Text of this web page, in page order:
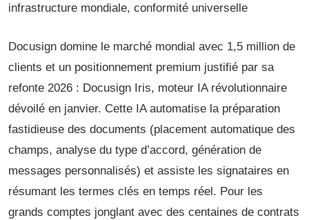
infrastructure mondiale, conformité universelle
Docusign domine le marché mondial avec 1,5 million de
clients et un positionnement premium justifié par sa
refonte 2026 : Docusign Iris, moteur IA révolutionnaire
dévoilé en janvier. Cette IA automatise la préparation
fastidieuse des documents (placement automatique des
champs, analyse du type d’accord, génération de
messages personnalisés) et assiste les signataires en
résumant les termes clés en temps réel. Pour les
grands comptes jonglant avec des centaines de contrats